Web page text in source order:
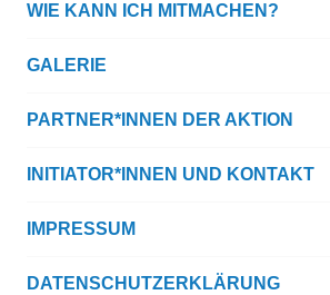
WIE KANN ICH MITMACHEN?
GALERIE
PARTNER*INNEN DER AKTION
INITIATOR*INNEN UND KONTAKT
IMPRESSUM
DATENSCHUTZERKLÄRUNG